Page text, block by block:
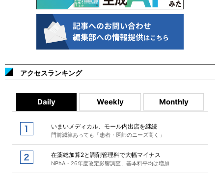
アクセスランキング
Daily Weekly Monthly
いまいメディカル、モール内出店を継続
門前減算あっても「患者・医師のニーズ高く」
在薬総加算2と調剤管理料で大幅マイナス
NPhA・26年度改定影響調査、基本料平均は増加